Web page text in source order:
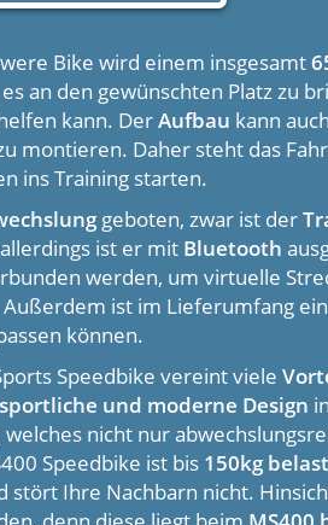
Bike wird einem insgesamt
an den gewünschten Platz zu
kann. DerAufbau kann
montieren. Daher steht das
ins Training starten.
geboten, zwar ist der
ist er mit Bluetooth
werden, um virtuelle
ist im Lieferumfang ein
können.
Speedbike vereint viele
sportliche und moderne Design
nicht nur
Speedbike ist bis 150kg
stört Ihre Nachbarn nicht.